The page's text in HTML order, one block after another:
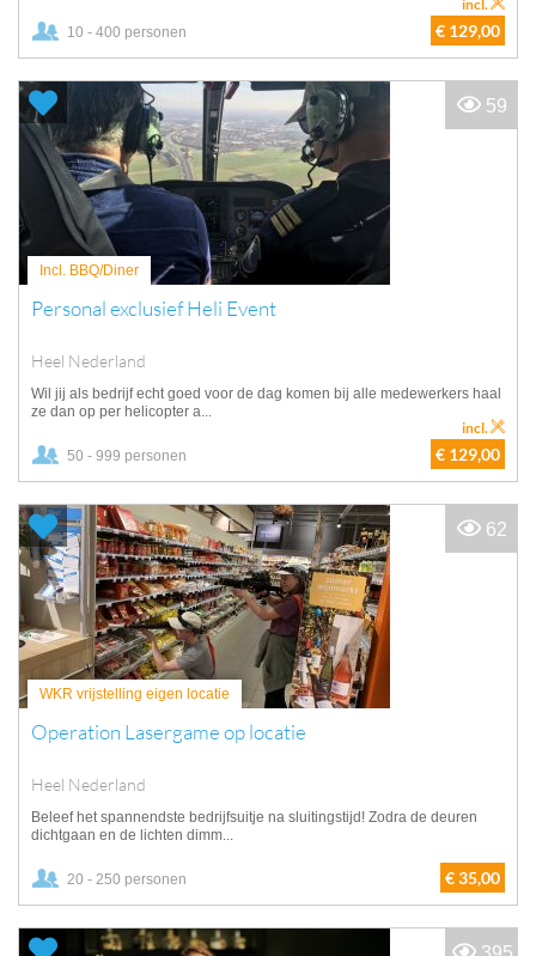
10 - 400 personen € 129,00
incl.
Incl. BBQ/Diner
Personal exclusief Heli Event
Heel Nederland
Wil jij als bedrijf echt goed voor de dag komen bij alle medewerkers haal
ze dan op per helicopter a...
50 - 999 personen € 129,00
incl.
59
WKR vrijstelling eigen locatie
Operation Lasergame op locatie
Heel Nederland
Beleef het spannendste bedrijfsuitje na sluitingstijd! Zodra de deuren
dichtgaan en de lichten dimm...
20 - 250 personen € 35,00
62